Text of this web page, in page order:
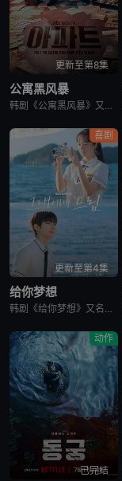
更新至第8集
公寓黑风暴
韩剧《公寓黑风暴》又名：公寓,The Apartment Job,아파트，讲述了：曾经的帮派老大急需现金，于是和有志成为律师的同伴合作，打算窃取住宅社区的储备基金，却意外揭开深藏的腐败真相。
喜剧
更新至第4集
给你梦想
韩剧《给你梦想》又名：Dream For You,그대에게 드림，讲述了：该剧是一部浪漫喜剧，讲述了连一个梦想都无所畏惧的十几岁，被现实挡住而受挫的二十几岁，像变成那样的大人的三十几岁的记者李载与一个
动作
已完结